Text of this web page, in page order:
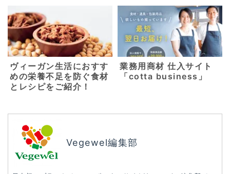
ヴィーガン生活におすす
めの栄養不足を防ぐ食材
とレシピをご紹介！
業務用商材 仕入サイト
「cotta business」
Vegewel編集部